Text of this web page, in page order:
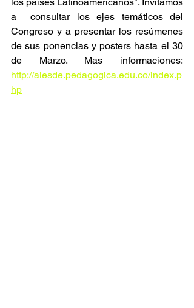
a  consultar los ejes temáticos del
Congreso y a presentar los resúmenes
de sus ponencias y posters hasta el 30
http://alesde.pedagogica.edu.co/index.p
hp